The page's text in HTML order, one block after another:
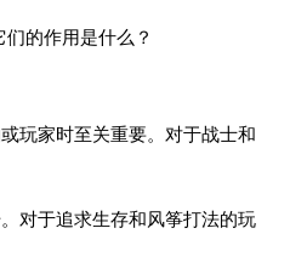
的作用是什么？
玩家时至关重要。对于战士和
对于追求生存和风筝打法的玩